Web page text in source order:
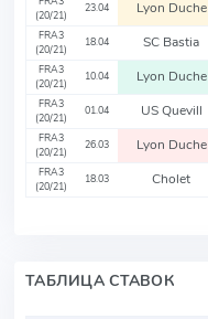
(20/21)
23.04 Lyon Duche
FRA3
(20/21)
18.04 SC Bastia
FRA3
(20/21)
10.04 Lyon Duche
FRA3
(20/21)
01.04 US Quevill
FRA3
(20/21)
26.03 Lyon Duche
FRA3
(20/21)
18.03 Cholet
ТАБЛИЦА СТАВОК